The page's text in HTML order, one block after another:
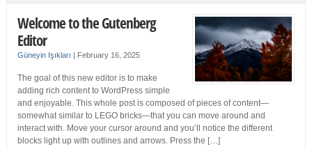
Welcome to the Gutenberg
Editor
Güneyin Işıkları | February 16, 2025
The goal of this new editor is to make
adding rich content to WordPress simple
and enjoyable. This whole post is composed of pieces of content—
somewhat similar to LEGO bricks—that you can move around and
interact with. Move your cursor around and you’ll notice the different
blocks light up with outlines and arrows. Press the […]